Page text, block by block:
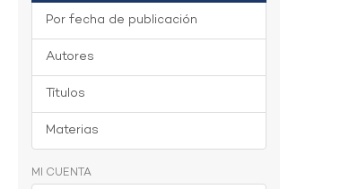
Por fecha de publicación
Autores
Títulos
Materias
MI CUENTA